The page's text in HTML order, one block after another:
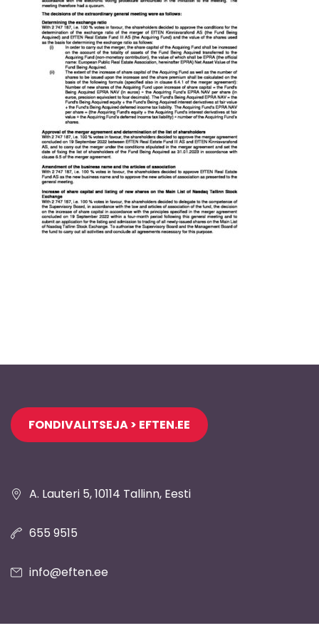
Jaluse
navigatsioon
A. Lauteri 5, 10114 Tallinn, Eesti
FONDIVALITSEJA > EFTEN.EE
655 9515
info@eften.ee